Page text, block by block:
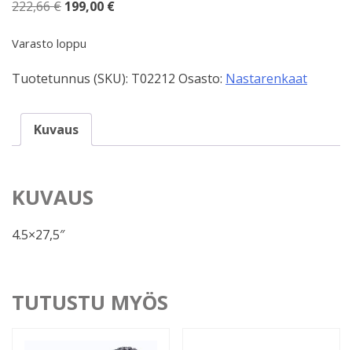
222,66€ Alkuperäinen
oli:
199,00 €Nykyinen
Varasto loppu
Tuotetunnus (SKU): T02212 Osasto: Nastarenkaat
Kuvaus
KUVAUS
4.5×27,5″
TUTUSTU MYÖS